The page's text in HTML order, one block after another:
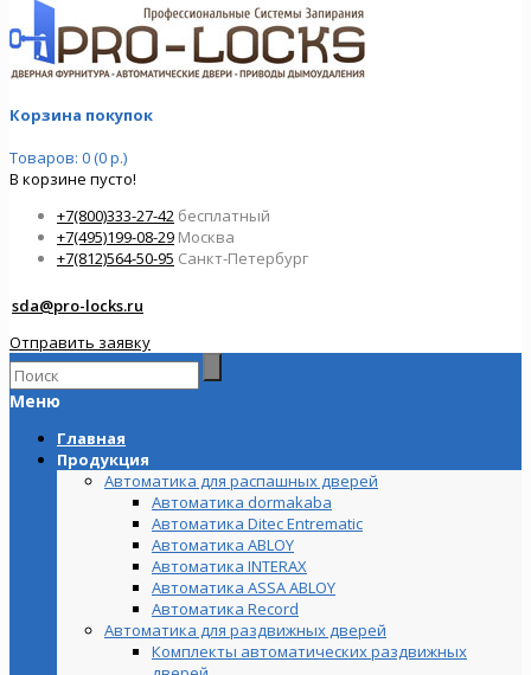
Корзина покупок
Товаров: 0 (0 р.)
В корзине пусто!
+7(800)333-27-42 бесплатный
+7(495)199-08-29 Москва
+7(812)564-50-95 Санкт-Петербург
sda@pro-locks.ru
Отправить заявку
Меню
Главная
Продукция
Автоматика для распашных дверей
Автоматика dormakaba
Автоматика Ditec Entrematic
Автоматика ABLOY
Автоматика INTERAX
Автоматика ASSA ABLOY
Автоматика Record
Автоматика для раздвижных дверей
Комплекты автоматических раздвижных